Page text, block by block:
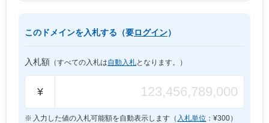
このドメインを入札する（要ログイン）
入札額 （すべての入札は自動入札となります。）
¥
入力した値の入札可能額を自動表示します（ 入札単位 ：¥300）